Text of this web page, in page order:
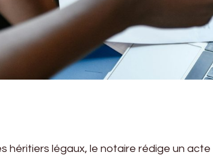
héritiers légaux, le notaire rédige un